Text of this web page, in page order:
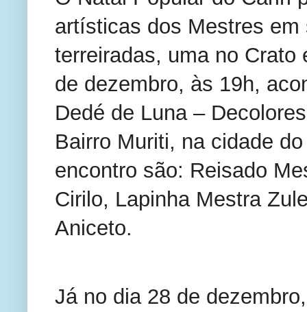
artísticas dos Mestres
terreiradas, uma no
de dezembro, às 19h,
Dedé de Luna –
Bairro Muriti, na cidade
encontro são: Reisado
Cirilo, Lapinha Mestra
Aniceto.
Já no dia 28 de